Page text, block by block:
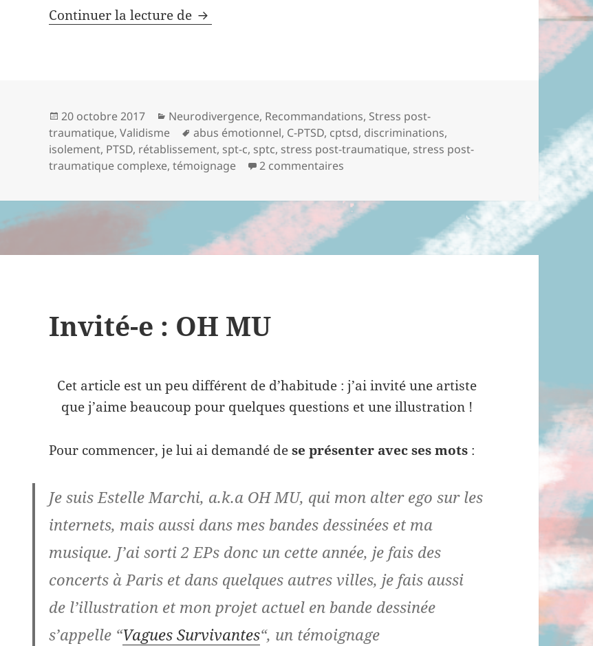
Continuer la lecture de Réflexions sur la socialisation et l’isolement des personnes
Publié
le
20 octobre 2017 Catégories
Neurodivergence, Recommandations, Stress post-
traumatique,Validisme
Mots-
clés
abus émotionnel, C-PTSD, cptsd, discriminations,
isolement, PTSD, rétablissement, spt-c, sptc, stress post-traumatique, stress post-
traumatique complexe,témoignage 2 commentaires sur Réflexions sur la socialisation et
Invité-e : OH MU
Cet article est un peu différent de d’habitude : j’ai invité une artiste
que j’aime beaucoup pour quelques questions et une illustration !
Pour commencer, je lui ai demandé dese présenter avec ses mots :
Je suis Estelle Marchi, a.k.a OH MU, qui mon alter ego sur les
internets, mais aussi dans mes bandes dessinées et ma
musique. J’ai sorti 2 EPs donc un cette année, je fais des
concerts à Paris et dans quelques autres villes, je fais aussi
de l’illustration et mon projet actuel en bande dessinée
s’appelle “Vagues Survivantes“, un témoignage